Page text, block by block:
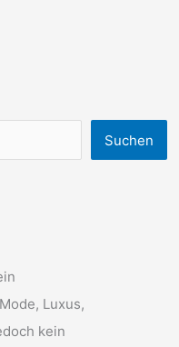
Suchen
Luxus,
kein